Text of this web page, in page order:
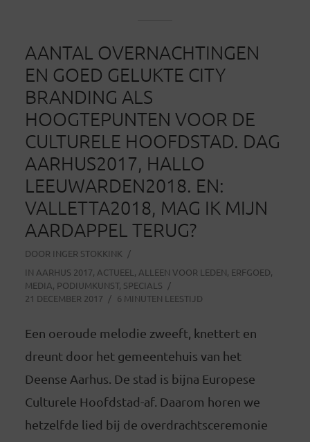
AANTAL OVERNACHTINGEN
EN GOED GELUKTE CITY
BRANDING ALS
HOOGTEPUNTEN VOOR DE
CULTURELE HOOFDSTAD. DAG
AARHUS2017, HALLO
LEEUWARDEN2018. EN:
VALLETTA2018, MAG IK MIJN
AARDAPPEL TERUG?
DOOR INGER STOKKINK
IN AARHUS 2017, ACTUEEL , ALLEEN VOOR LEDEN, ERFGOED,
MEDIA, PODIUMKUNST, SPECIALS
21 DECEMBER 2017
6 MINUTEN LEESTIJD
Een oeroude melodie zweeft, knettert en
dreunt door het gemeentehuis van het
Deense Aarhus. De stad is bijna Europese
Culturele Hoofdstad-af. Daarom horen we
hetzelfde lied bij de overdrachtsceremonie